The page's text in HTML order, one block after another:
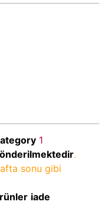
1
.
sonu gibi
iade